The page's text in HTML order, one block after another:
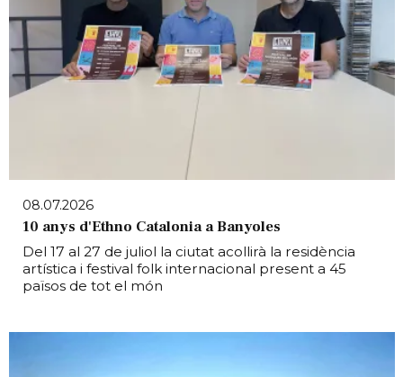
08.07.2026
10 anys d'Ethno Catalonia a Banyoles
Del 17 al 27 de juliol la ciutat acollirà la residència
artística i festival folk internacional present a 45
països de tot el món